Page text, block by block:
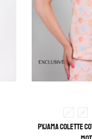
L M
Pyjama Colette